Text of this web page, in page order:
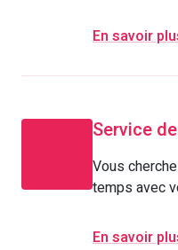
En savoir
Service
Vous
temps avec
En savoir